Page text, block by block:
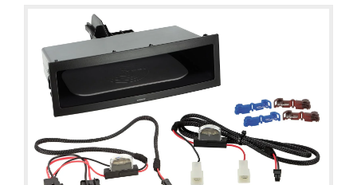
Details